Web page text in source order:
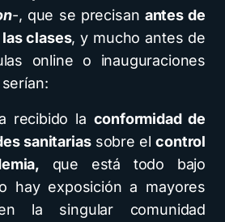
​-, que se precisan antes de
clases, y mucho antes de
online o inauguraciones
recibido la conformidad de
sanitariassobre elcontrol
que está todo bajo
hay exposición a mayores
la singular comunidad